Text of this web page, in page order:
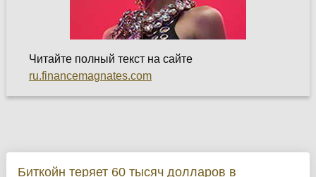
Читайте полный текст на сайте
ru.financemagnates.com
Биткойн теряет 60 тысяч долларов в